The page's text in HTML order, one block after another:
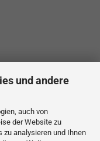
und andere
auch von
der Website zu
zu analysieren und Ihnen